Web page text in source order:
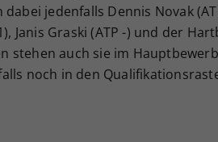
jedenfalls Dennis Novak
Janis Graski (ATP -) und der
stehen auch sie im
noch in den